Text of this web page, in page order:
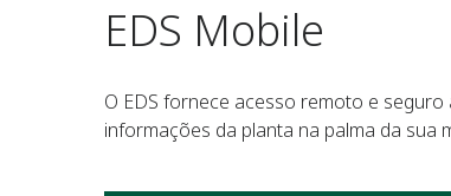
EDS Mobile
O EDS fornece acesso remoto e
informações da planta na palma da sua